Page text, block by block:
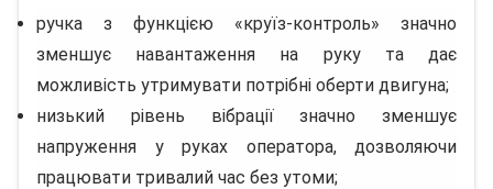
ручка з функцією «круїз-контроль» значно
зменшує навантаження на руку та дає
можливість утримувати потрібні оберти двигуна;
низький рівень вібрації значно зменшує
напруження у руках оператора, дозволяючи
працювати тривалий час без утоми;